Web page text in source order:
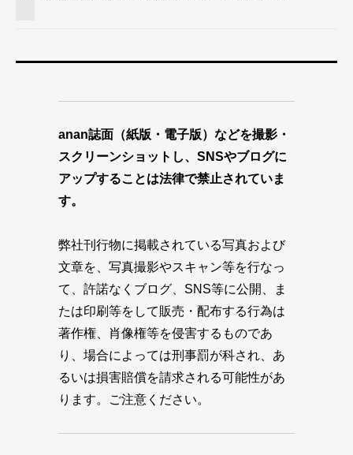
anan誌面（紙版・電子版）などを撮影・
スクリーンショットし、SNSやブログに
アップすることは法律で禁止されていま
す。
弊社刊行物に掲載されている写真および
文章を、写真撮影やスキャン等を行なっ
て、許諾なくブログ、SNS等に公開、ま
たは印刷等をして販売・配布する行為は
著作権、肖像権等を侵害するものであ
り、場合によっては刑事罰が科され、あ
るいは損害賠償を請求される可能性があ
ります。ご注意ください。